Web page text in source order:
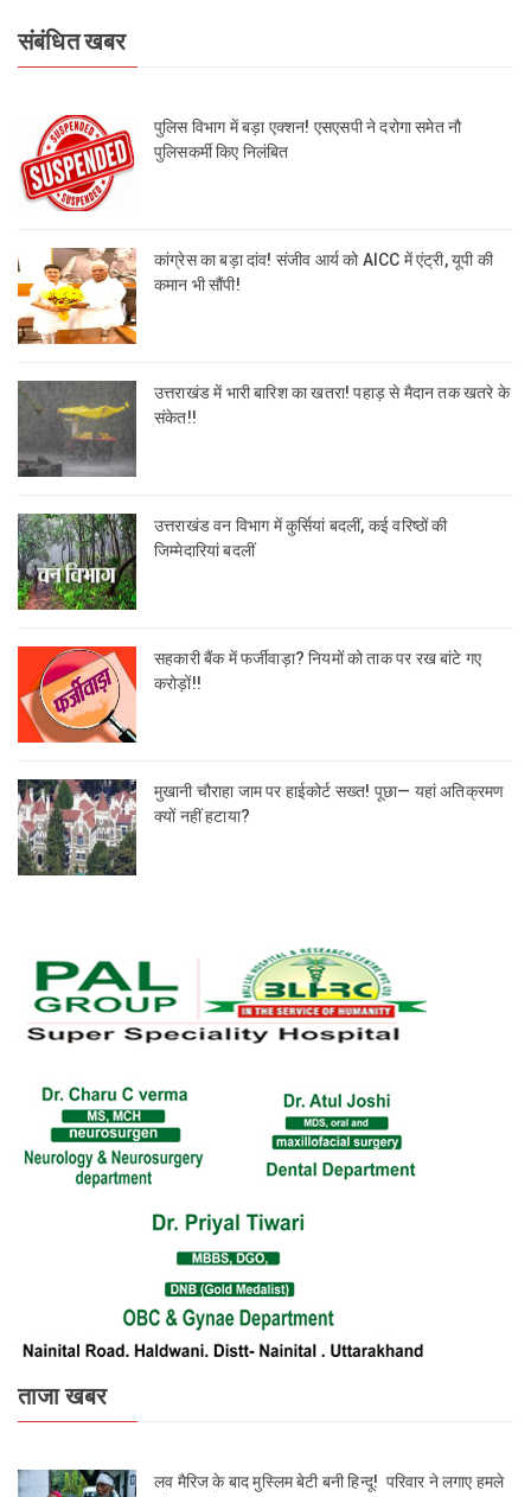
संबंधित खबर
पुलिस विभाग में बड़ा एक्शन! एसएसपी ने दरोगा समेत नौ
पुलिसकर्मी किए निलंबित
कांग्रेस का बड़ा दांव! संजीव आर्य को AICC में एंट्री, यूपी की
कमान भी सौंपी!
उत्तराखंड में भारी बारिश का खतरा! पहाड़ से मैदान तक खतरे के
संकेत!!
उत्तराखंड वन विभाग में कुर्सियां बदलीं, कई वरिष्ठों की
जिम्मेदारियां बदलीं
सहकारी बैंक में फर्जीवाड़ा? नियमों को ताक पर रख बांटे गए
करोड़ों!!
मुखानी चौराहा जाम पर हाईकोर्ट सख्त! पूछा— यहां अतिक्रमण
क्यों नहीं हटाया?
ताजा खबर
लव मैरिज के बाद मुस्लिम बेटी बनी हिन्दू! परिवार ने लगाए हमले